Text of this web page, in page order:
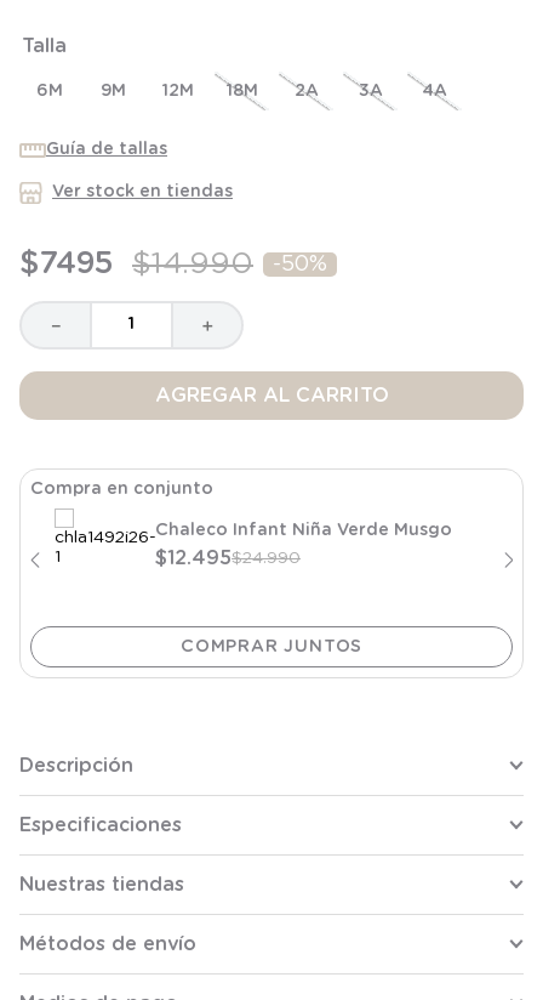
Talla
6M 9M 12M 18M 2A 3A 4A
Guía de tallas
Ver stock en tiendas
$7495 $14.990 -50%
＋
－
AGREGAR AL CARRITO
Compra en conjunto
Chaleco Infant Niña Verde Musgo
$12.495$24.990
Descripción
Especificaciones
Nuestras tiendas
Métodos de envío
7.
8.
saco dormir
saco
zapatillas niño